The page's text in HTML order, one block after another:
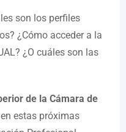
son los perfiles
¿Cómo acceder a la
¿O cuáles son las
de la Cámara de
estas próximas